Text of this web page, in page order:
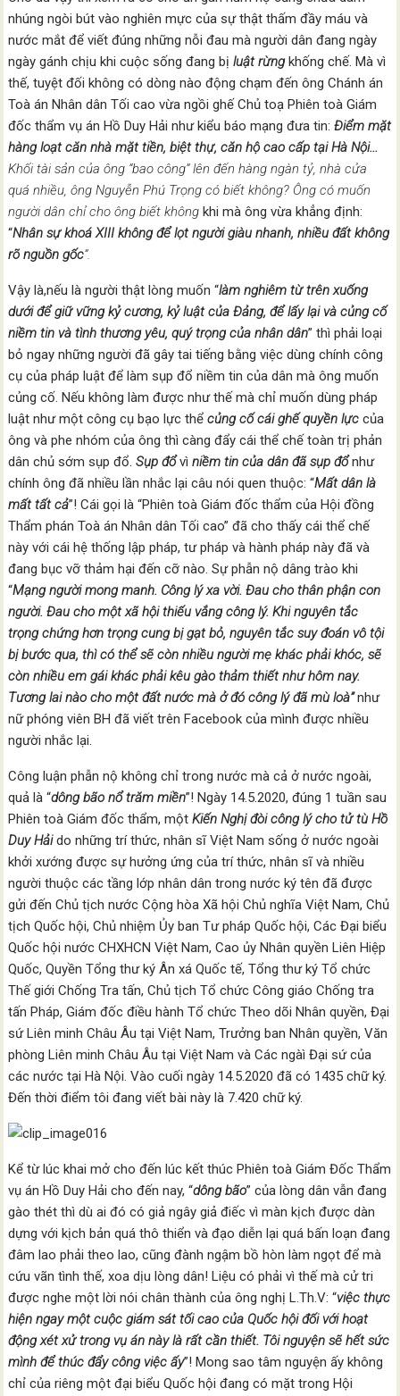
nhúng ngòi bút vào nghiên mực của sự thật thấm đầy máu và
nước mắt để viết đúng những nỗi đau mà người dân đang ngày
ngày gánh chịu khi cuộc sống đang bịluật rừngkhống chế. Mà vì
thế, tuyệt đối không có dòng nào động chạm đến ông Chánh án
Toà án Nhân dân Tối cao vừa ngồi ghế Chủ toạ Phiên toà Giám
đốc thẩm vụ án Hồ Duy Hải như kiểu báo mạng đưa tin:Điểm mặt
hàng loạt căn nhà mặt tiền, biệt thự, căn hộ cao cấp tại Hà Nội...
Khối tài sản của ông “bao công” lên đến hàng ngàn tỷ, nhà cửa
quá nhiều, ông Nguyễn Phú Trọng có biết không? Ông có muốn
người dân chỉcho ông biết khôngkhi mà ông vừa khẳng định:
“Nhân sự khoá XIIIkhông để lọt người giàu nhanh, nhiều đất không
rõ nguồn gốc”.
Vậy là,nếu là người thật lòng muốn “làm nghiêm từ trên xuống
dưới để giữ vững kỷ cương, kỷ luật của Đảng, để lấy lại và củng cố
niềm tin và tình thương yêu, quý trọng của nhân dân” thì phải loại
bỏ ngay những người đã gây tai tiếng bằng việc dùng chính công
cụ của pháp luật để làm sụp đổ niềm tin của dân mà ông muốn
củng cố. Nếu không làm được như thế mà chỉ muốn dùng pháp
luật như một công cụ bạo lực thểcủng cố cái ghế quyền lực của
ông và phe nhóm của ông thì càng đẩy cái thể chế toàn trị phản
dân chủ sớm sụp đổ.Sụp đổvìniềm tin của dân đã sụp đổnhư
chính ông đã nhiều lần nhắc lại câu nói quen thuộc: “Mất dân là
mất tất cả”! Cái gọi là “Phiên toà Giám đốc thẩm của Hội đồng
Thẩm phán Toà án Nhân dân Tối cao” đã cho thấy cái thể chế
này với cái hệ thống lập pháp, tư pháp và hành pháp này đã và
đang bục vỡ thảm hại đến cỡ nào. Sự phẫn nộ dâng trào khi
“Mạng người mong manh. Công lý xa vời. Đau cho thân phận con
người. Đau cho một xã hội thiếu vắng công lý. Khi nguyên tắc
trọng chứng hơn trọng cung bị gạt bỏ, nguyên tắc suy đoán vô tội
bị bước qua, thì có thể sẽ còn nhiều người mẹ khác phải khóc, sẽ
còn nhiều em gái khác phải kêu gào thảm thiết như hôm nay.
Tương lai nào cho một đất nước mà ở đó công lý đã mù loà”như
nữ phóng viên BH đã viết trên Facebook của mình được nhiều
người nhắc lại.
Công luận phẫn nộ không chỉ trong nước mà cả ở nước ngoài,
quả là “dông bão nổ trăm miền”! Ngày 14.5.2020, đúng 1 tuần sau
Phiên toà Giám đốc thẩm, mộtKiến Nghị đòi công lý cho tử tù Hồ
Duy Hảido những trí thức, nhân sĩ Việt Nam sống ở nước ngoài
khởi xướng được sự hưởng ứng của trí thức, nhân sĩ và nhiều
người thuộc các tầng lớp nhân dân trong nước ký tên đã được
gửi đến Chủ tịch nước Cộng hòa Xã hội Chủ nghĩa Việt Nam, Chủ
tịch Quốc hội, Chủ nhiệm Ủy ban Tư pháp Quốc hội, Các Đại biểu
Quốc hội nước CHXHCN Việt Nam, Cao ủy Nhân quyền Liên Hiệp
Quốc, Quyền Tổng thư ký Ân xá Quốc tế, Tổng thư ký Tổ chức
Thế giới Chống Tra tấn, Chủ tịch Tổ chức Công giáo Chống tra
tấn Pháp, Giám đốc điều hành Tổ chức Theo dõi Nhân quyền, Đại
sứ Liên minh Châu Âu tại Việt Nam, Trưởng ban Nhân quyền, Văn
phòng Liên minh Châu Âu tại Việt Nam và Các ngàì Đại sứ của
các nước tại Hà Nội. Vào cuối ngày 14.5.2020 đã có 1435 chữ ký.
Đến thời điểm tôi đang viết bài này là 7.420 chữ ký.
Kể từ lúc khai mở cho đến lúc kết thúc Phiên toà Giám Đốc Thẩm
vụ án Hồ Duy Hải cho đến nay, “dông bão” của lòng dân vẫn đang
gào thét thì dù ai đó có giả ngây giả điếc vì màn kịch được dàn
dựng với kịch bản quá thô thiển và đạo diễn lại quá bấn loạn đang
đâm lao phải theo lao, cũng đành ngậm bồ hòn làm ngọt để mà
cứu vãn tình thế, xoa dịu lòng dân! Liệu có phải vì thế mà cử tri
được nghe một lời nói chân thành của ông nghị L.Th.V: “việc thực
hiện ngay một cuộc giám sát tối cao của Quốc hội đối với hoạt
động xét xử trong vụ án này là rất cần thiết. Tôi nguyện sẽ hết sức
mình để thúc đẩy công việc ấy”! Mong sao tâm nguyện ấy không
chỉ của riêng một đại biểu Quốc hội đang có mặt trong Hội